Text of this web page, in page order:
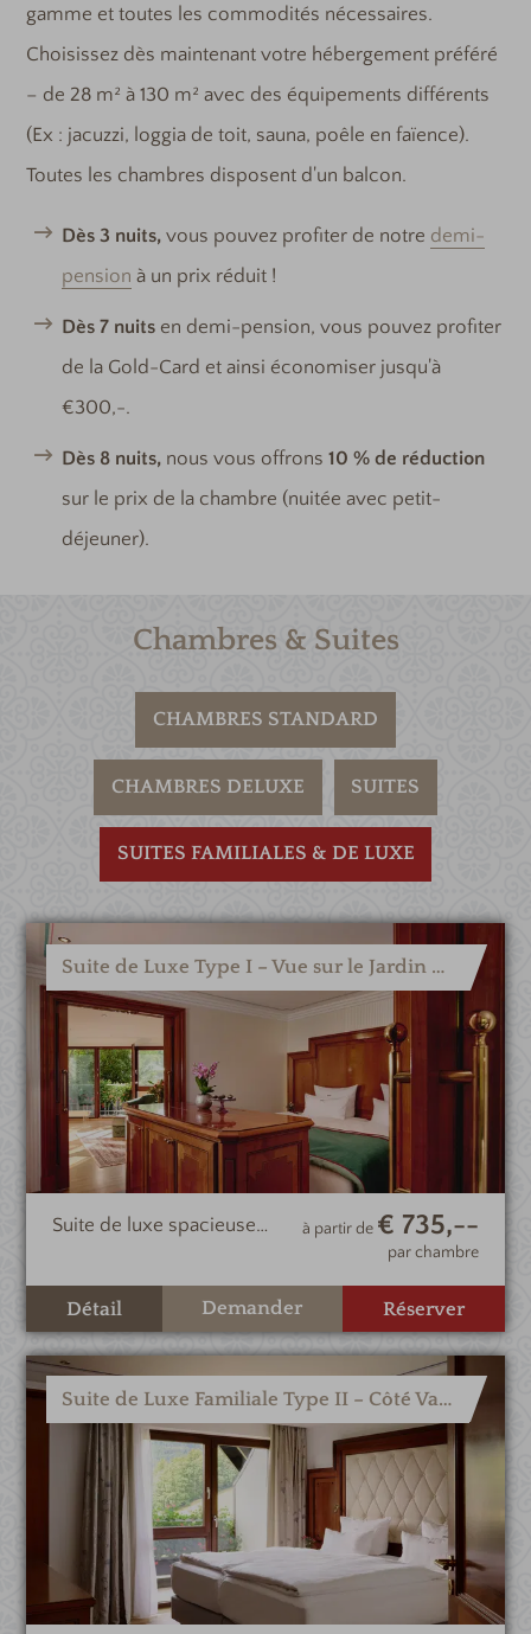
gamme et toutes les commodités nécessaires.
Choisissez dès maintenant votre hébergement préféré
– de 28 m² à 130 m² avec des équipements différents
(Ex : jacuzzi, loggia de toit, sauna, poêle en faïence).
Toutes les chambres disposent d'un balcon.
Dès 3 nuits,vous pouvez profiter de notre demi-
pension à un prix réduit !
Dès 7 nuitsen demi-pension, vous pouvez profiter
de la Gold-Card et ainsi économiser jusqu'à
€300,-.
Dès 8 nuits,nous vous offrons 10 % de réduction
sur le prix de la chambre (nuitée avec petit-
déjeuner).
Chambres & Suites
CHAMBRES STANDARD
CHAMBRES DELUXE SUITES
SUITES FAMILIALES & DE LUXE
Suite de Luxe Type I – Vue sur le Jardin & la Vallée
Suite de luxe spacieuse
le versant sud de la vallée.
à partir de € 735,--
par chambre
Détail Demander Réserver
Suite de Luxe Familiale Type II – Côté Vallée